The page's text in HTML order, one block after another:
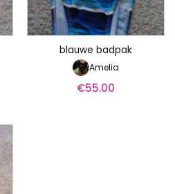
blauwe badpak
Amelia
€55.00